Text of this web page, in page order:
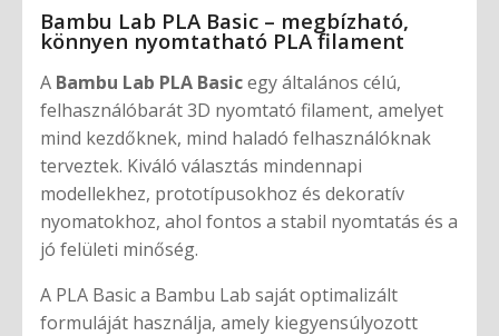
Bambu Lab PLA Basic – megbízható,
könnyen nyomtatható PLA filament
A Bambu Lab PLA Basicegy általános célú,
felhasználóbarát 3D nyomtató filament, amelyet
mind kezdőknek, mind haladó felhasználóknak
terveztek. Kiváló választás mindennapi
modellekhez, prototípusokhoz és dekoratív
nyomatokhoz, ahol fontos a stabil nyomtatás és a
jó felületi minőség.
A PLA Basic a Bambu Lab saját optimalizált
formuláját használja, amely kiegyensúlyozott